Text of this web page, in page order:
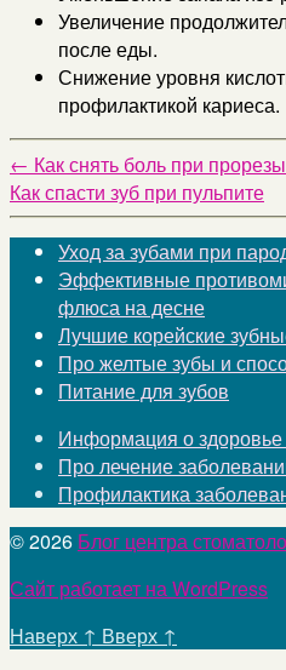
Увеличение
после еды.
Снижение уровня
профилактикой кариеса.
← Как снять боль при
Как спасти зуб при пульпите
Уход за зубами при
Эффективные
флюса на десне
Лучшие корейские
Про желтые зубы и
Питание для зубов
Информация о здоровье
Про лечение
Профилактика
© 2026 Блог центра
Сайт работает на WordPress
Наверх ↑ Вверх ↑